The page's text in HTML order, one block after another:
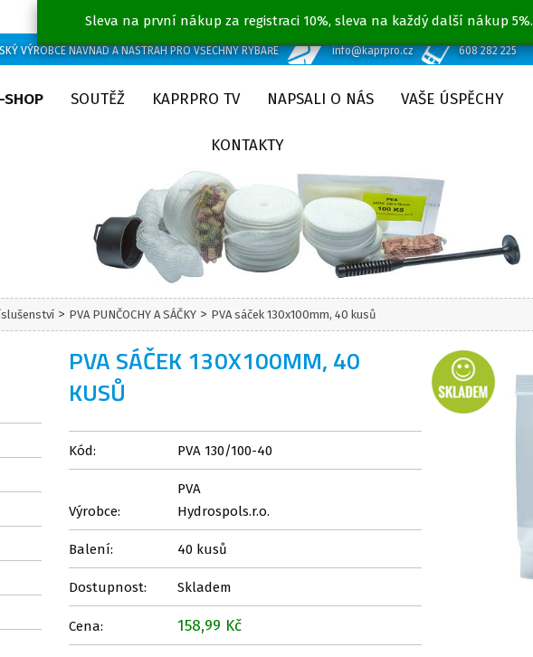
Sleva na první nákup za registraci 10%, sleva na každý další nákup 5%.
VÝROBCE NÁVNAD A NÁSTRAH PRO VŠECHNY RYBÁŘE info@kaprpro.cz 608 282 225
SHOP SOUTĚŽ KAPRPRO TV NAPSALI O NÁS VAŠE ÚSPĚCHY
KONTAKTY
> PVA PUNČOCHY A SÁČKY > PVA sáček 130x100mm, 40 kusů
PVA SÁČEK 130X100MM, 40
KUSŮ
Kód: PVA 130/100-40
Výrobce:
PVA
Hydrospols.r.o.
Balení: 40 kusů
Dostupnost: Skladem
Cena: 158,99 Kč